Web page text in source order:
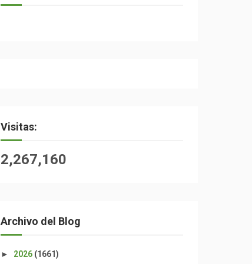
Visitas:
2,267,160
Archivo del Blog
► 2026 (1661)